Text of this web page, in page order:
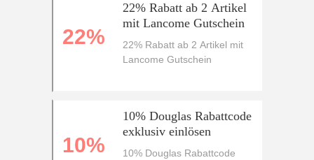
22%
22% Rabatt ab 2 Artikel
mit Lancome Gutschein
22% Rabatt ab 2 Artikel mit
Lancome Gutschein
10%
10% Douglas Rabattcode
exklusiv einlösen
10% Douglas Rabattcode